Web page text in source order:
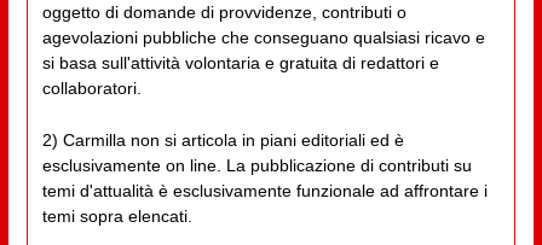
oggetto di domande di provvidenze, contributi o
agevolazioni pubbliche che conseguano qualsiasi ricavo e
si basa sull'attività volontaria e gratuita di redattori e
collaboratori.
2) Carmilla non si articola in piani editoriali ed è
esclusivamente on line. La pubblicazione di contributi su
temi d'attualità è esclusivamente funzionale ad affrontare i
temi sopra elencati.